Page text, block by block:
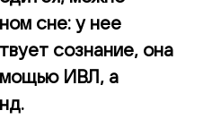
сне: у нее
сознание, она
ИВЛ, а